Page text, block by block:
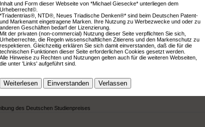
Vorträge
Michael
des Deutschen Studienpreises
Inhalt und Form dieser Webseite von *Michael Giesecke* unterliegen dem
Urheberrecht©.
*Triadentrias®, NTD®, Neues Triadische Denken®* sind beim Deutschen Patent-
und Markenamt eingetragene Marken. Ihre Nutzung zu Werbezwecke und oder zu
anderen Geschäften bedarf der Lizenzierung.
Mit der privaten (non-commercial) Nutzung dieser Seite verpflichten Sie sich,
Urheberrechte, die Regeln wissenschaftlichen Zitierens und den Markenschutz zu
respektieren. Gleichzeitig erklären Sie sich damit einverstanden, daß die für die
technischen Funktionen dieser Seite erforderlichen Cookies gesetzt werden.
Alle Hinweise zu Rechten und Nutzungen gelten auch für die weiteren Webseiten,
die unter 'Links' aufgeführt sind.
Weiterlesen Einverstanden Verlassen